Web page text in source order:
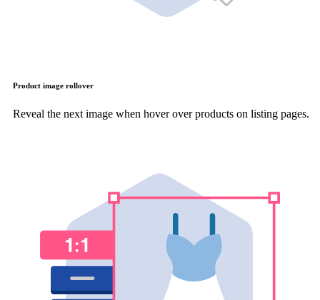
Product image rollover
Reveal the next image when hover over products on listing pages.